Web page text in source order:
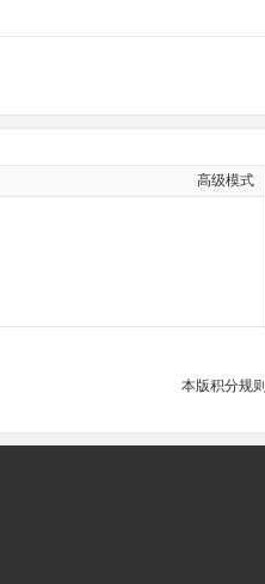
高级模式
本版积分规则